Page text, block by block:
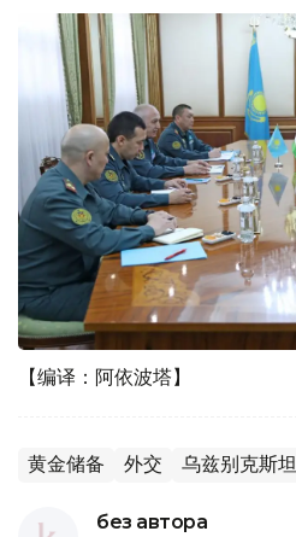
【编译：阿依波塔】
黄金储备 外交 乌兹别克斯坦
без автора